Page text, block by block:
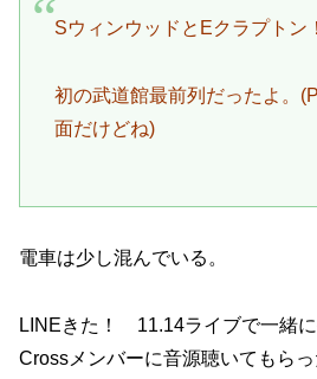
SウィンウッドとEクラプト
初の武道館最前列だったよ。
面だけどね)
電車は少し混んでいる。
LINEきた！ 11.14ライブで一緒
Crossメンバーに音源聴いてもら